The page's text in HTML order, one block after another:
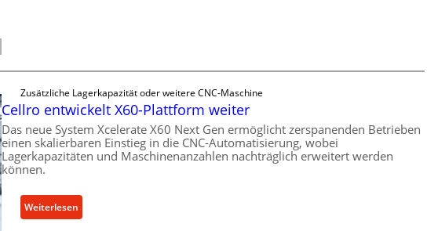
i
c
h
e
r
e
r
Zusätzliche Lagerkapazität oder weitere CNC-Maschine
Cellro entwickelt X60-Plattform weiter
Das neue System Xcelerate X60 Next Gen ermöglicht zerspanenden Betrieben
einen skalierbaren Einstieg in die CNC-Automatisierung, wobei
Lagerkapazitäten und Maschinenanzahlen nachträglich erweitert werden
können.
Weiterlesen:
C